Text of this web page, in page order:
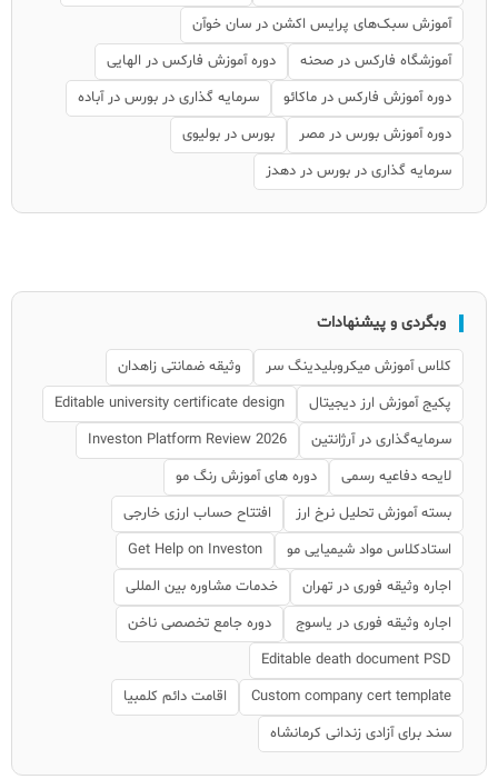
آموزش سبک‌های پرایس اکشن در سان خوآن
آموزشگاه فارکس در صحنه
دوره آموزش فارکس در الهایی
دوره آموزش فارکس در ماکائو
سرمایه گذاری در بورس در آباده
دوره آموزش بورس در مصر
بورس در بولیوی
سرمایه گذاری در بورس در دهدز
وبگردی و پیشنهادات
کلاس آموزش میکروبلیدینگ سر
وثیقه ضمانتی زاهدان
پکیج آموزش ارز دیجیتال
Editable university certificate design
سرمایه‌گذاری در آرژانتین
Investon Platform Review 2026
لایحه دفاعیه رسمی
دوره های آموزش رنگ مو
بسته آموزش تحلیل نرخ ارز
افتتاح حساب ارزی خارجی
استادکلاس مواد شیمیایی مو
Get Help on Investon
اجاره وثیقه فوری در تهران
خدمات مشاوره بین المللی
اجاره وثیقه فوری در یاسوج
دوره جامع تخصصی ناخن
Editable death document PSD
Custom company cert template
اقامت دائم کلمبیا
سند برای آزادی زندانی کرمانشاه